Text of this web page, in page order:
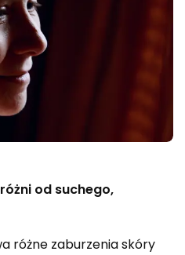
od suchego,
różne zaburzenia skóry